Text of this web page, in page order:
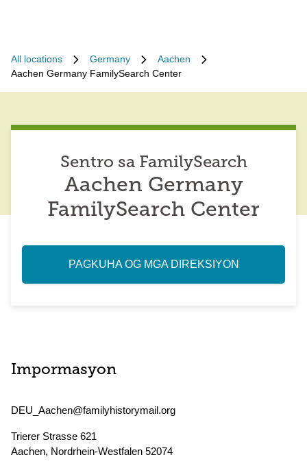
All locations Germany
Aachen
Aachen Germany FamilySearch Center
Sentro sa FamilySearch
Aachen Germany
FamilySearch Center
PAGKUHA OG MGA DIREKSIYON
Impormasyon
DEU_Aachen@familyhistorymail.org
Trierer Strasse 621
Aachen, Nordrhein-Westfalen 52074